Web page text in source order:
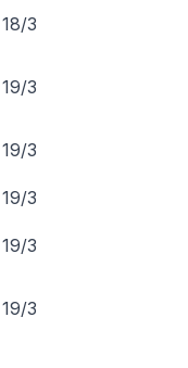
18/3
19/3
19/3
19/3
19/3
19/3